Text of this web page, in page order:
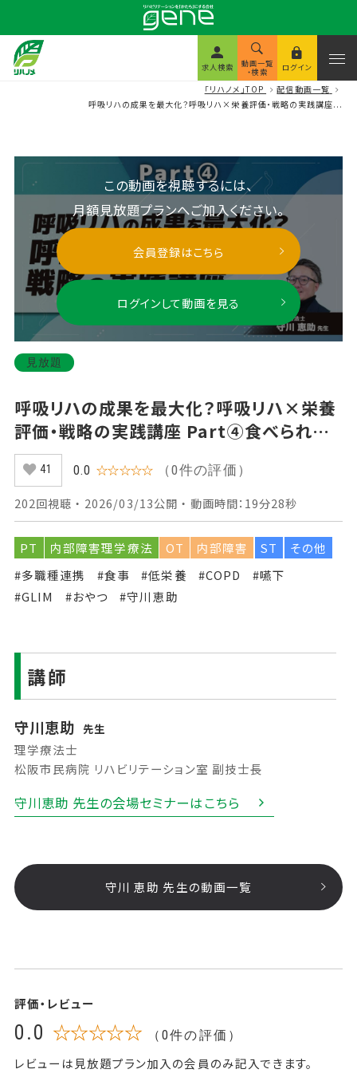
求人検索 動画一覧
・検索 ログイン
「リハノメ」TOP
配信動画一覧
呼吸リハの成果を最大化？呼吸リハ×栄養評価・戦略の実践講座...
この動画を視聴するには、
月額見放題プランへご加入ください。
会員登録はこちら
ログインして動画を見る
見放題
呼吸リハの成果を最大化？呼吸リハ×栄養
評価・戦略の実践講座 Part④食べられな
いという臨床の壁に対する工夫
41 0.0 ☆☆☆☆☆ （0件の評価）
202回視聴 ・ 2026/03/13公開 ・ 動画時間：19分28秒
PT 内部障害理学療法 OT 内部障害 ST
その他
#多職種連携
#食事 #低栄養 #COPD
#嚥下
#GLIM
#おやつ #守川恵助
講師
守川恵助 先生
理学療法士
松阪市民病院 リハビリテーション室 副技士長
守川恵助 先生の会場セミナーはこちら
守川 恵助 先生の動画一覧
評価・レビュー
0.0 ☆☆☆☆☆ （0件の評価）
レビューは見放題プラン加入の会員のみ記入できます。